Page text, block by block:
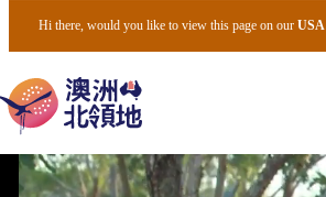
Hi there, would you like to view this page on ourUSA